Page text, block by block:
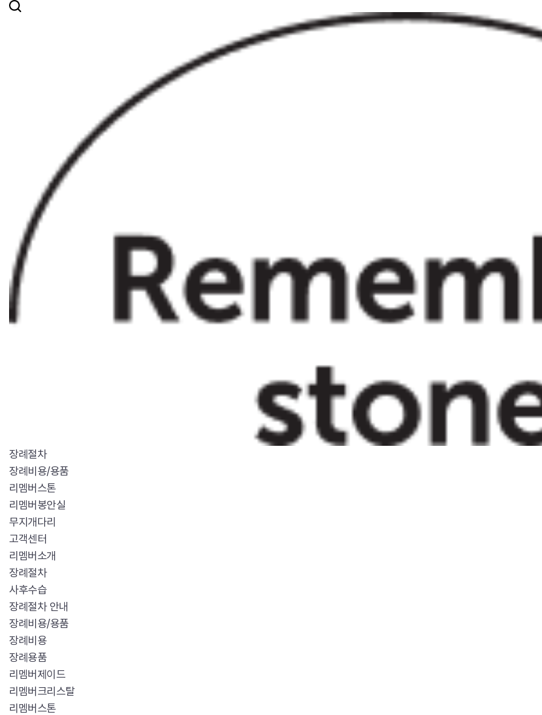
장례절차
장례비용/용품
리멤버스톤
리멤버봉안실
무지개다리
고객센터
리멤버소개
장례절차
사후수습
장례절차 안내
장례비용/용품
장례비용
장례용품
리멤버제이드
리멤버크리스탈
리멤버스톤